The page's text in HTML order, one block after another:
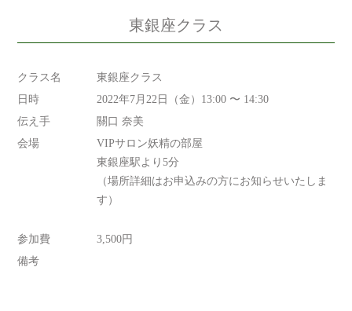
東銀座クラス
クラス名
東銀座クラス
日時
2022年7月22日（金）13:00 〜 14:30
伝え手
關口 奈美
会場
VIPサロン妖精の部屋
東銀座駅より5分
（場所詳細はお申込みの方にお知らせいたしま
す）
参加費
3,500円
備考